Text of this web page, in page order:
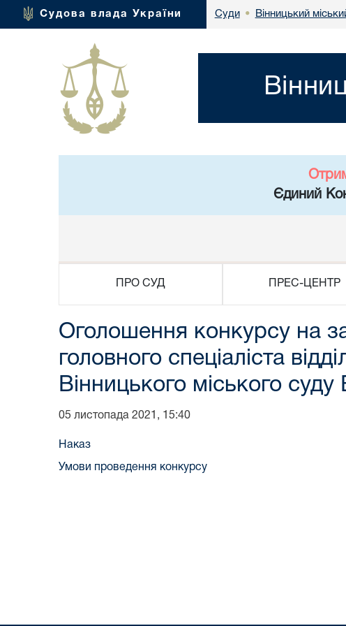
Судова влада України Суди • Вінницький
Єдиний
ПРО СУД ПРЕС-ЦЕНТР
Оголошення конкурсу на
головного спеціаліста
Вінницького міського суду
05 листопада 2021, 15:40
Наказ
Умови проведення конкурсу